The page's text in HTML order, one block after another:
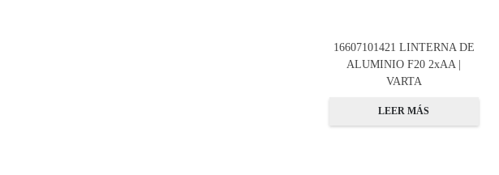
16607101421 LINTERNA DE
ALUMINIO F20 2xAA |
VARTA
LEER MÁS